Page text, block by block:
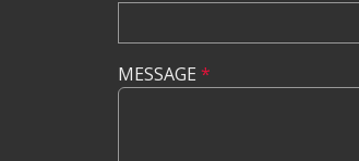
MESSAGE *